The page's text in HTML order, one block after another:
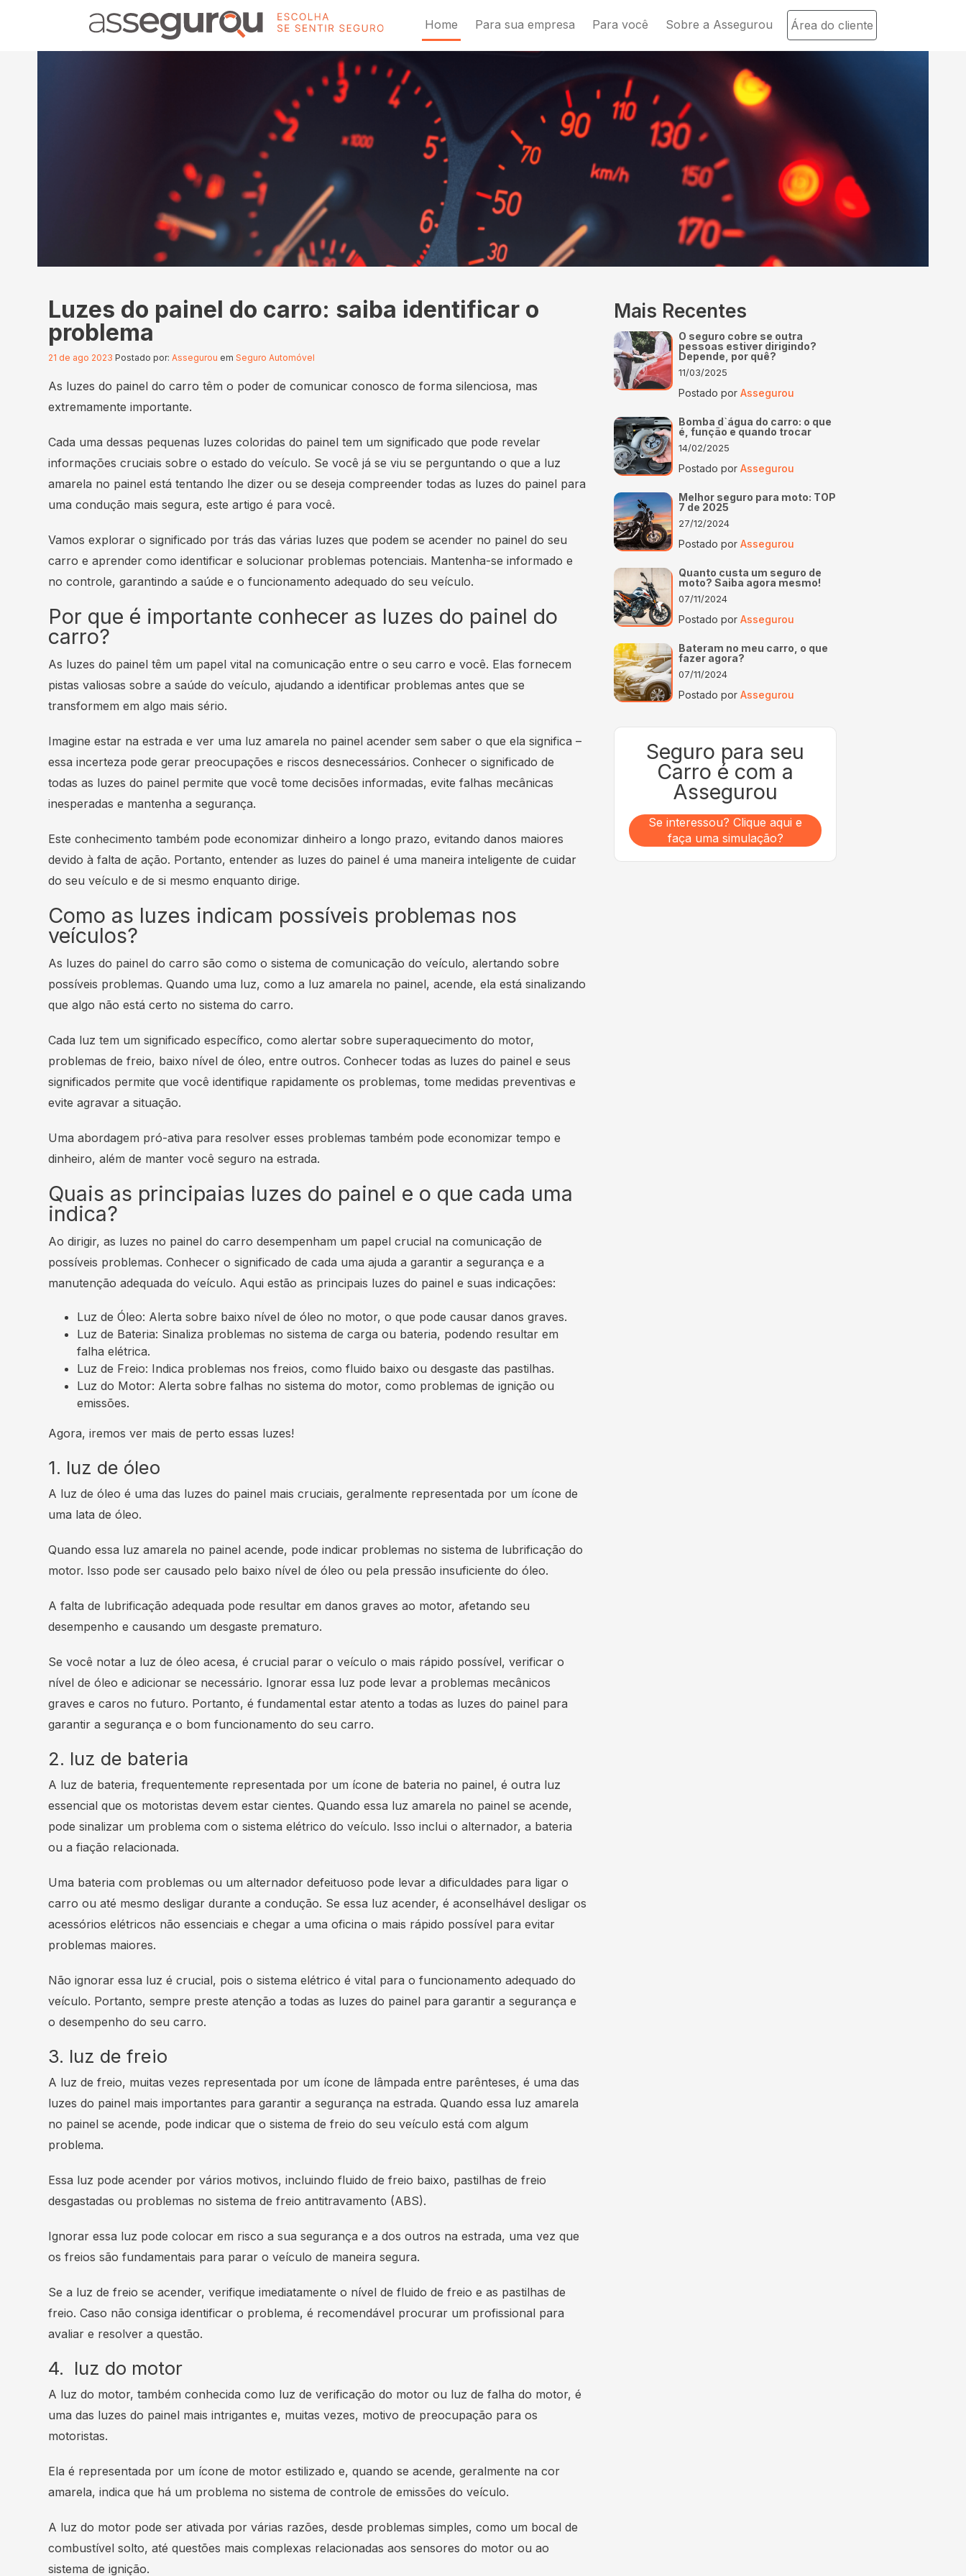
Home Para sua empresa Para você Sobre a Assegurou Área do cliente
Luzes do painel do carro: saiba identificar o
problema
21 de ago 2023 Postado por: Assegurou em Seguro Automóvel
As luzes do painel do carro têm o poder de comunicar conosco de forma silenciosa, mas
extremamente importante.
Cada uma dessas pequenas luzes coloridas do painel tem um significado que pode revelar
informações cruciais sobre o estado do veículo. Se você já se viu se perguntando o que a luz
amarela no painel está tentando lhe dizer ou se deseja compreender todas as luzes do painel para
uma condução mais segura, este artigo é para você.
Vamos explorar o significado por trás das várias luzes que podem se acender no painel do seu
carro e aprender como identificar e solucionar problemas potenciais. Mantenha-se informado e
no controle, garantindo a saúde e o funcionamento adequado do seu veículo.
Por que é importante conhecer as luzes do painel do
carro?
As luzes do painel têm um papel vital na comunicação entre o seu carro e você. Elas fornecem
pistas valiosas sobre a saúde do veículo, ajudando a identificar problemas antes que se
transformem em algo mais sério.
Imagine estar na estrada e ver uma luz amarela no painel acender sem saber o que ela significa –
essa incerteza pode gerar preocupações e riscos desnecessários. Conhecer o significado de
todas as luzes do painel permite que você tome decisões informadas, evite falhas mecânicas
inesperadas e mantenha a segurança.
Este conhecimento também pode economizar dinheiro a longo prazo, evitando danos maiores
devido à falta de ação. Portanto, entender as luzes do painel é uma maneira inteligente de cuidar
do seu veículo e de si mesmo enquanto dirige.
Como as luzes indicam possíveis problemas nos
veículos?
As luzes do painel do carro são como o sistema de comunicação do veículo, alertando sobre
possíveis problemas. Quando uma luz, como a luz amarela no painel, acende, ela está sinalizando
que algo não está certo no sistema do carro.
Cada luz tem um significado específico, como alertar sobre superaquecimento do motor,
problemas de freio, baixo nível de óleo, entre outros. Conhecer todas as luzes do painel e seus
significados permite que você identifique rapidamente os problemas, tome medidas preventivas e
evite agravar a situação.
Uma abordagem pró-ativa para resolver esses problemas também pode economizar tempo e
dinheiro, além de manter você seguro na estrada.
Quais as principaias luzes do painel e o que cada uma
indica?
Ao dirigir, as luzes no painel do carro desempenham um papel crucial na comunicação de
possíveis problemas. Conhecer o significado de cada uma ajuda a garantir a segurança e a
manutenção adequada do veículo. Aqui estão as principais luzes do painel e suas indicações:
Luz de Óleo: Alerta sobre baixo nível de óleo no motor, o que pode causar danos graves.
Luz de Bateria: Sinaliza problemas no sistema de carga ou bateria, podendo resultar em
falha elétrica.
Luz de Freio: Indica problemas nos freios, como fluido baixo ou desgaste das pastilhas.
Luz do Motor: Alerta sobre falhas no sistema do motor, como problemas de ignição ou
emissões.
Agora, iremos ver mais de perto essas luzes!
1. luz de óleo
A luz de óleo é uma das luzes do painel mais cruciais, geralmente representada por um ícone de
uma lata de óleo.
Quando essa luz amarela no painel acende, pode indicar problemas no sistema de lubrificação do
motor. Isso pode ser causado pelo baixo nível de óleo ou pela pressão insuficiente do óleo.
A falta de lubrificação adequada pode resultar em danos graves ao motor, afetando seu
desempenho e causando um desgaste prematuro.
Se você notar a luz de óleo acesa, é crucial parar o veículo o mais rápido possível, verificar o
nível de óleo e adicionar se necessário. Ignorar essa luz pode levar a problemas mecânicos
graves e caros no futuro. Portanto, é fundamental estar atento a todas as luzes do painel para
garantir a segurança e o bom funcionamento do seu carro.
2. luz de bateria
A luz de bateria, frequentemente representada por um ícone de bateria no painel, é outra luz
essencial que os motoristas devem estar cientes. Quando essa luz amarela no painel se acende,
pode sinalizar um problema com o sistema elétrico do veículo. Isso inclui o alternador, a bateria
ou a fiação relacionada.
Uma bateria com problemas ou um alternador defeituoso pode levar a dificuldades para ligar o
carro ou até mesmo desligar durante a condução. Se essa luz acender, é aconselhável desligar os
acessórios elétricos não essenciais e chegar a uma oficina o mais rápido possível para evitar
problemas maiores.
Não ignorar essa luz é crucial, pois o sistema elétrico é vital para o funcionamento adequado do
veículo. Portanto, sempre preste atenção a todas as luzes do painel para garantir a segurança e
o desempenho do seu carro.
3. luz de freio
A luz de freio, muitas vezes representada por um ícone de lâmpada entre parênteses, é uma das
luzes do painel mais importantes para garantir a segurança na estrada. Quando essa luz amarela
no painel se acende, pode indicar que o sistema de freio do seu veículo está com algum
problema.
Essa luz pode acender por vários motivos, incluindo fluido de freio baixo, pastilhas de freio
desgastadas ou problemas no sistema de freio antitravamento (ABS).
Ignorar essa luz pode colocar em risco a sua segurança e a dos outros na estrada, uma vez que
os freios são fundamentais para parar o veículo de maneira segura.
Se a luz de freio se acender, verifique imediatamente o nível de fluido de freio e as pastilhas de
freio. Caso não consiga identificar o problema, é recomendável procurar um profissional para
avaliar e resolver a questão.
4. luz do motor
A luz do motor, também conhecida como luz de verificação do motor ou luz de falha do motor, é
uma das luzes do painel mais intrigantes e, muitas vezes, motivo de preocupação para os
motoristas.
Ela é representada por um ícone de motor estilizado e, quando se acende, geralmente na cor
amarela, indica que há um problema no sistema de controle de emissões do veículo.
A luz do motor pode ser ativada por várias razões, desde problemas simples, como um bocal de
combustível solto, até questões mais complexas relacionadas aos sensores do motor ou ao
sistema de ignição.
Mais Recentes
O seguro cobre se outra
pessoas estiver dirigindo?
Depende, por quê?
11/03/2025
Postado porAssegurou
Bomba d`água do carro: o que
é, função e quando trocar
14/02/2025
Postado porAssegurou
Melhor seguro para moto: TOP
7 de 2025
27/12/2024
Postado porAssegurou
Quanto custa um seguro de
moto? Saiba agora mesmo!
07/11/2024
Postado porAssegurou
Bateram no meu carro, o que
fazer agora?
07/11/2024
Postado porAssegurou
Seguro para seu
Carro é com a
Assegurou
Se interessou? Clique aqui e
faça uma simulação?